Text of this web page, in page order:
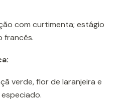
com curtimenta; estágio
francês.
verde, flor de laranjeira e